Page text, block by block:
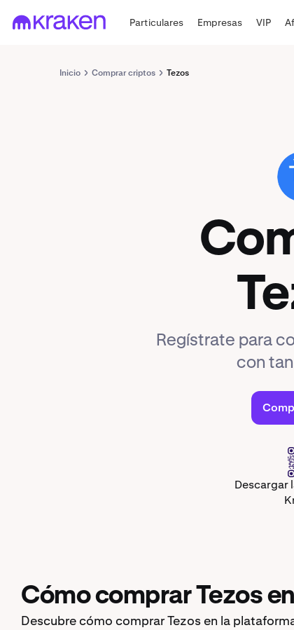
Particulares Empresas VIP
Inicio Comprar criptos Tezos
Regístrate para
con
Descargar
Cómo comprar Tezos
Descubre cómo comprar Tezos en la